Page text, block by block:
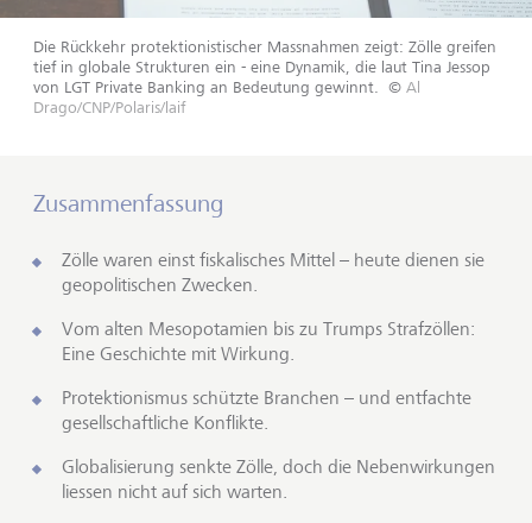
Die Rückkehr protektionistischer Massnahmen zeigt: Zölle greifen
tief in globale Strukturen ein - eine Dynamik, die laut Tina Jessop
von LGT Private Banking an Bedeutung gewinnt.
© Al
Drago/CNP/Polaris/laif
Zusammenfassung
Zölle waren einst fiskalisches Mittel – heute dienen sie
geopolitischen Zwecken.
Vom alten Mesopotamien bis zu Trumps Strafzöllen:
Eine Geschichte mit Wirkung.
Protektionismus schützte Branchen – und entfachte
gesellschaftliche Konflikte.
Globalisierung senkte Zölle, doch die Nebenwirkungen
liessen nicht auf sich warten.